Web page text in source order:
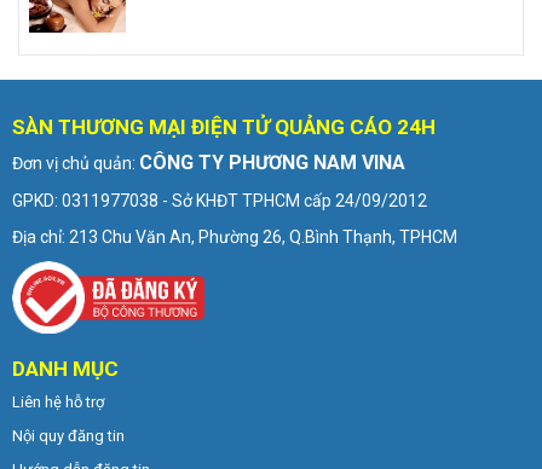
SÀN THƯƠNG MẠI ĐIỆN TỬ QUẢNG CÁO 24H
Đơn vị chủ quản: CÔNG TY PHƯƠNG NAM VINA
GPKD: 0311977038 - Sở KHĐT TPHCM cấp 24/09/2012
Địa chỉ: 213 Chu Văn An, Phường 26, Q.Bình Thạnh, TPHCM
DANH MỤC
Liên hệ hỗ trợ
Nội quy đăng tin